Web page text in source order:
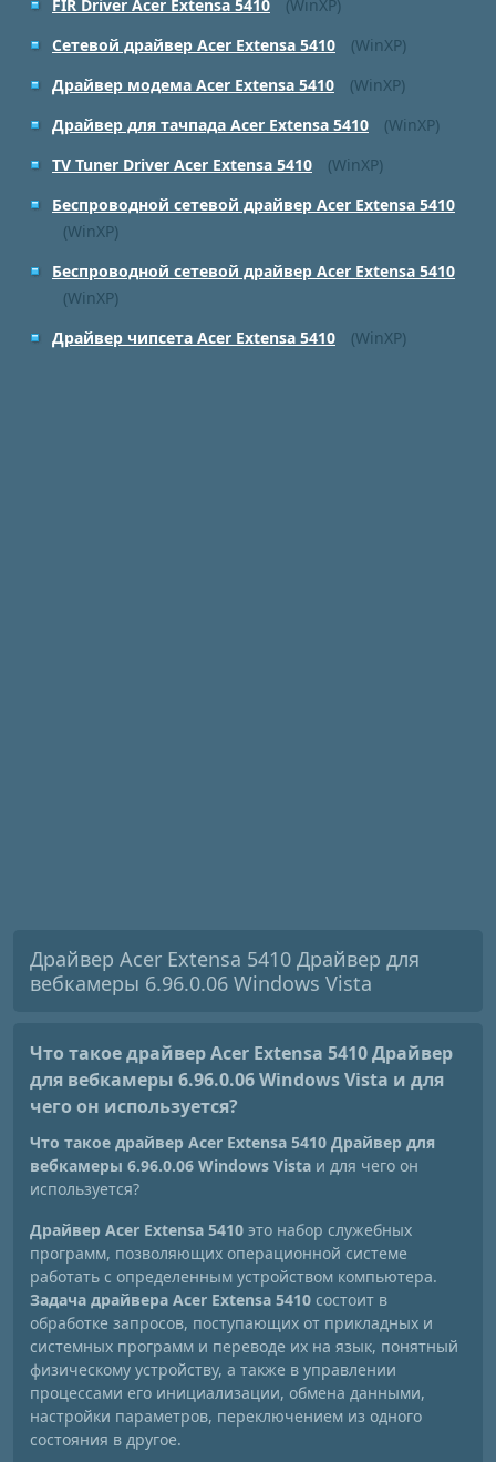
FIR Driver Acer Extensa 5410
(WinXP)
Сетевой драйвер Acer Extensa 5410
(WinXP)
Драйвер модема Acer Extensa 5410
(WinXP)
Драйвер для тачпада Acer Extensa 5410
(WinXP)
TV Tuner Driver Acer Extensa 5410
(WinXP)
Беспроводной сетевой драйвер Acer Extensa 5410
(WinXP)
Беспроводной сетевой драйвер Acer Extensa 5410
(WinXP)
Драйвер чипсета Acer Extensa 5410
(WinXP)
Драйвер Acer Extensa 5410 Драйвер для
вебкамеры 6.96.0.06 Windows Vista
Что такое драйвер Acer Extensa 5410 Драйвер
для вебкамеры 6.96.0.06 Windows Vista и для
чего он используется?
Что такое драйвер Acer Extensa 5410 Драйвер для
вебкамеры 6.96.0.06 Windows Vista и для чего он
используется?
Драйвер Acer Extensa 5410 это набор служебных
программ, позволяющих операционной системе
работать с определенным устройством компьютера.
Задача драйвера Acer Extensa 5410 состоит в
обработке запросов, поступающих от прикладных и
системных программ и переводе их на язык, понятный
физическому устройству, а также в управлении
процессами его инициализации, обмена данными,
настройки параметров, переключением из одного
состояния в другое.